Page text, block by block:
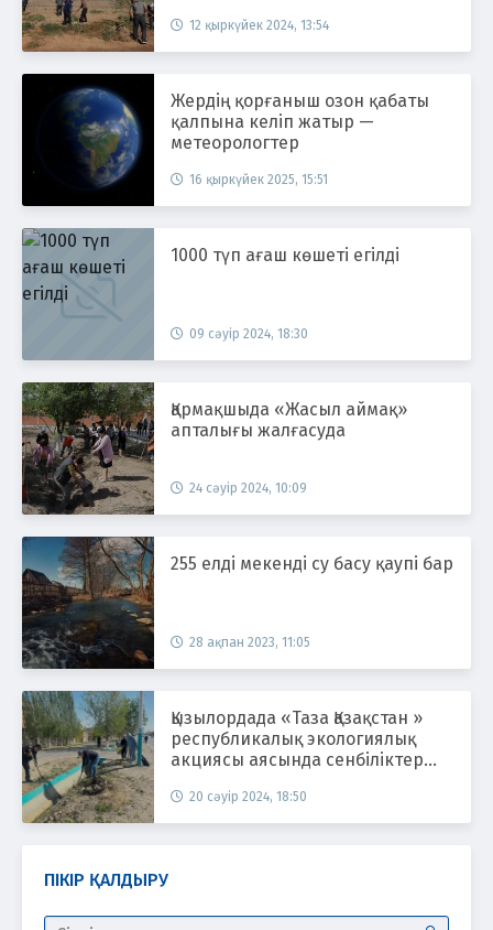
12 қыркүйек 2024, 13:54
Жердің қорғаныш озон қабаты
қалпына келіп жатыр —
метеорологтер
16 қыркүйек 2025, 15:51
1000 түп ағаш көшеті егілді
09 сәуір 2024, 18:30
Қармақшыда «Жасыл аймақ»
апталығы жалғасуда
24 сәуір 2024, 10:09
255 елді мекенді су басу қаупі бар
28 ақпан 2023, 11:05
Қызылордада «Таза Қазақстан »
республикалық экологиялық
акциясы аясында сенбіліктер
20 сәуір 2024, 18:50
ПІКІР ҚАЛДЫРУ